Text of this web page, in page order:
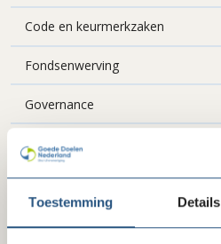
Toestemming Details
Code en keurmerkzaken
Fondsenwerving
Governance
HR-strategie en beloningsregeling
Impactgericht werken